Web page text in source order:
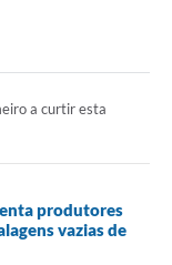
a curtir esta
produtores
vazias de